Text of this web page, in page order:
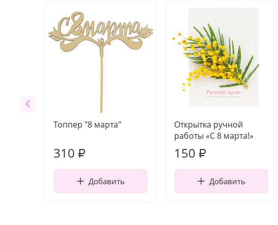
Топпер "8 марта"
310 ₽
Добавить
Открытка ручной
работы «С 8 марта!»
150 ₽
Добавить